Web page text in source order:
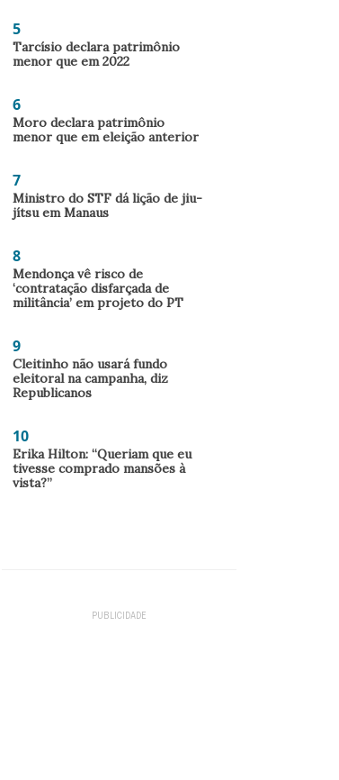
5
Tarcísio declara patrimônio
menor que em 2022
6
Moro declara patrimônio
menor que em eleição anterior
7
Ministro do STF dá lição de jiu-
jítsu em Manaus
8
Mendonça vê risco de
‘contratação disfarçada de
militância’ em projeto do PT
9
Cleitinho não usará fundo
eleitoral na campanha, diz
Republicanos
10
Erika Hilton: “Queriam que eu
tivesse comprado mansões à
vista?”